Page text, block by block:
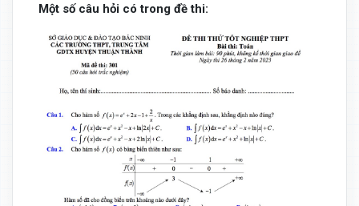
Một số câu hỏi có trong đề thi: